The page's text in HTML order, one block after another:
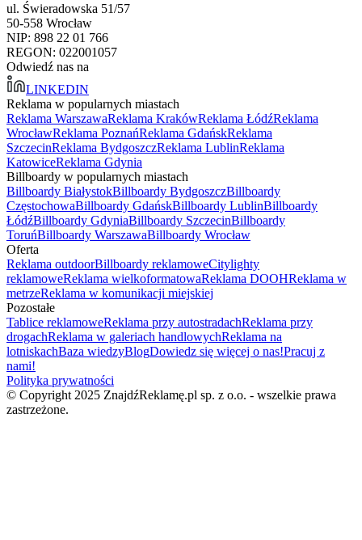
ul. Świeradowska 51/57
50-558 Wrocław
NIP: 898 22 01 766
REGON: 022001057
Odwiedź nas na
LINKEDIN
Reklama w popularnych miastach
Reklama WarszawaReklama KrakówReklama ŁódźReklama
WrocławReklama PoznańReklama GdańskReklama
SzczecinReklama BydgoszczReklama LublinReklama
KatowiceReklama Gdynia
Billboardy w popularnych miastach
Billboardy BiałystokBillboardy BydgoszczBillboardy
CzęstochowaBillboardy GdańskBillboardy LublinBillboardy
ŁódźBillboardy GdyniaBillboardy SzczecinBillboardy
ToruńBillboardy WarszawaBillboardy Wrocław
Oferta
Reklama outdoorBillboardy reklamoweCitylighty
reklamoweReklama wielkoformatowaReklama DOOHReklama w
metrzeReklama w komunikacji miejskiej
Pozostałe
Tablice reklamoweReklama przy autostradachReklama przy
drogachReklama w galeriach handlowychReklama na
lotniskachBaza wiedzyBlogDowiedz się więcej o nas!Pracuj z
nami!
Polityka prywatności
© Copyright 2025 ZnajdźReklamę.pl sp. z o.o. - wszelkie prawa
zastrzeżone.